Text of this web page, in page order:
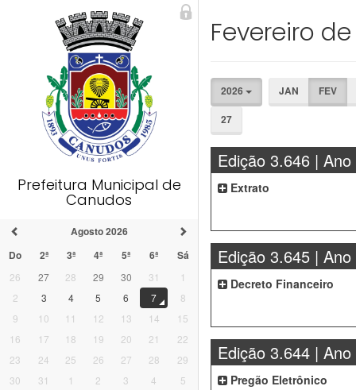
Prefeitura Municipal de
Canudos
Agosto 2026
Do
2ª 3ª 4ª 5ª 6ª Sá
26 27 28 29 30 31
1
2
3 4 5 6 7
8
9
10 11 12 13 14
15
16
17 18 19 20 21
22
23
24 25 26 27 28
29
30
31 1 2 3 4 5
Fevereiro
2026 JAN
FEV
27
Edição 3.646 | Ano
Extrato
Edição 3.645 | Ano
Decreto Financeiro
Edição 3.644 | Ano
Pregão Eletrônico